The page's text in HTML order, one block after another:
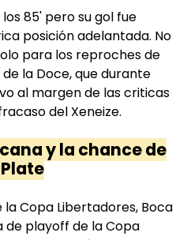
85' pero su gol fue
posición adelantada. No
para los reproches de
la Doce, que durante
al margen de las criticas
del Xeneize.
y la chance de
Copa Libertadores, Boca
de playoff de la Copa